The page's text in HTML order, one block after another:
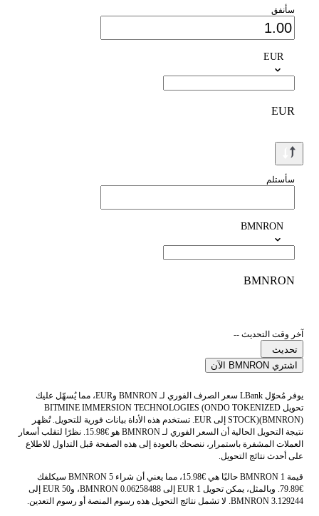
سأنفق
EUR
EUR
سأستلم
BMNRON
BMNRON
آخر وقت التحديث --
تحديث
اشتري BMNRON الآن
يوفر مُحوّل LBank سعر الصرف الفوري لـ BMNRON وEUR، مما يُسهّل عليك
تحويل BITMINE IMMERSION TECHNOLOGIES (ONDO TOKENIZED
STOCK)(BMNRON) إلى EUR. تستخدم هذه الأداة بيانات فورية للتحويل. تُظهر
نتيجة التحويل الحالية أن السعر الفوري لـ BMNRON هو €15.98. نظرًا لتقلب أسعار
العملات المشفرة باستمرار، ننصحك بالعودة إلى هذه الصفحة قبل التداول للاطلاع
على أحدث نتائج التحويل.
قيمة 1 BMNRON حاليًا هي €15.98، مما يعني أن شراء 5 BMNRON سيكلفك
€79.89. وبالمثل، يمكن تحويل 1 EUR إلى 0.06258488 BMNRON، و50 EUR إلى
3.129244 BMNRON. لا تشمل نتائج التحويل هذه رسوم المنصة أو رسوم التعدين.